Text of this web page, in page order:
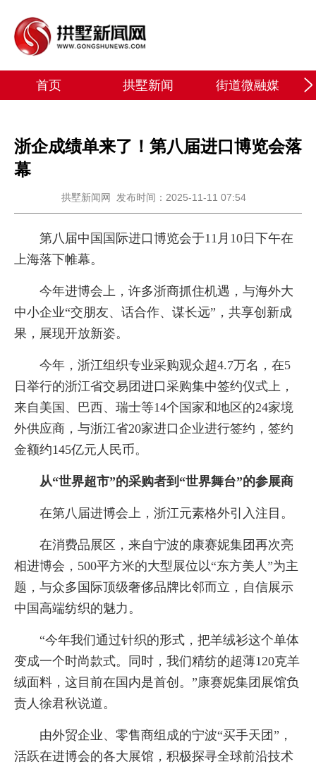
首页 拱墅新闻 街道微融媒
浙企成绩单来了！第八届进口博览会落
幕
拱墅新闻网 发布时间：2025-11-11 07:54
第八届中国国际进口博览会于11月10日下午在
上海落下帷幕。
今年进博会上，许多浙商抓住机遇，与海外大
中小企业“交朋友、话合作、谋长远”，共享创新成
果，展现开放新姿。
今年，浙江组织专业采购观众超4.7万名，在5
日举行的浙江省交易团进口采购集中签约仪式上，
来自美国、巴西、瑞士等14个国家和地区的24家境
外供应商，与浙江省20家进口企业进行签约，签约
金额约145亿元人民币。
从“世界超市”的采购者到“世界舞台”的参展商
在第八届进博会上，浙江元素格外引入注目。
在消费品展区，来自宁波的康赛妮集团再次亮
相进博会，500平方米的大型展位以“东方美人”为主
题，与众多国际顶级奢侈品牌比邻而立，自信展示
中国高端纺织的魅力。
“今年我们通过针织的形式，把羊绒衫这个单体
变成一个时尚款式。同时，我们精纺的超薄120克羊
绒面料，这目前在国内是首创。”康赛妮集团展馆负
责人徐君秋说道。
由外贸企业、零售商组成的宁波“买手天团”，
活跃在进博会的各大展馆，积极探寻全球前沿技术